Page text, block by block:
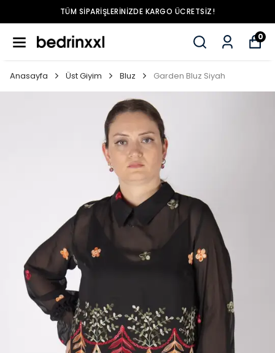
TÜM SIPARIŞLERINIZDE KARGO ÜCRETSIZ!
0
Anasayfa Üst Giyim Bluz Garden Bluz Siyah